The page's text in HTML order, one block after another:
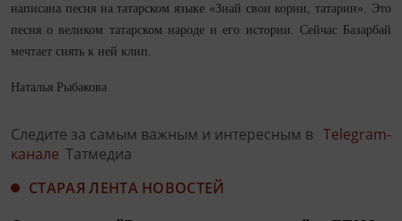
написана песня на татарском языке «Знай свои корни, татарин». Это
песня о великом татарском народе и его истории. Сейчас Базарбай
мечтает снять к ней клип.
Наталья Рыбакова
Следите за самым важным и интересным в Telegram-
канале Татмедиа
СТАРАЯ ЛЕНТА НОВОСТЕЙ